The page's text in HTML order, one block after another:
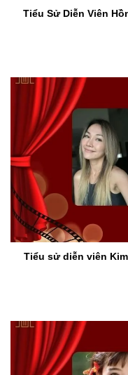
Tiểu Sử Diễn Viên
Tiểu sử diễn viên